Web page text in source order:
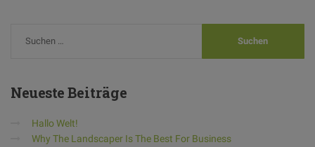
NeuesteBeiträge
Hallo Welt!
Why The Landscaper Is The Best For Business